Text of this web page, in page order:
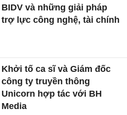
BIDV và những giải pháp
trợ lực công nghệ, tài chính
Khởi tố ca sĩ và Giám đốc
công ty truyền thông
Unicorn hợp tác với BH
Media